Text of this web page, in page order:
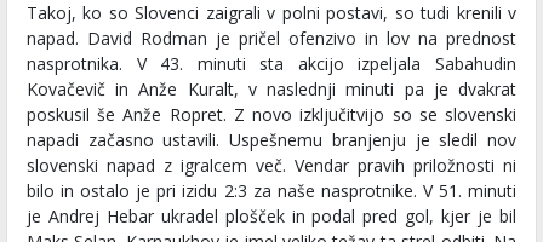
Takoj, ko so Slovenci zaigrali v polni postavi, so tudi krenili v
napad. David Rodman je pričel ofenzivo in lov na prednost
nasprotnika. V 43. minuti sta akcijo izpeljala Sabahudin
Kovačevič in Anže Kuralt, v naslednji minuti pa je dvakrat
poskusil še Anže Ropret. Z novo izključitvijo so se slovenski
napadi začasno ustavili. Uspešnemu branjenju je sledil nov
slovenski napad z igralcem več. Vendar pravih priložnosti ni
bilo in ostalo je pri izidu 2:3 za naše nasprotnike. V 51. minuti
je Andrej Hebar ukradel plošček in podal pred gol, kjer je bil